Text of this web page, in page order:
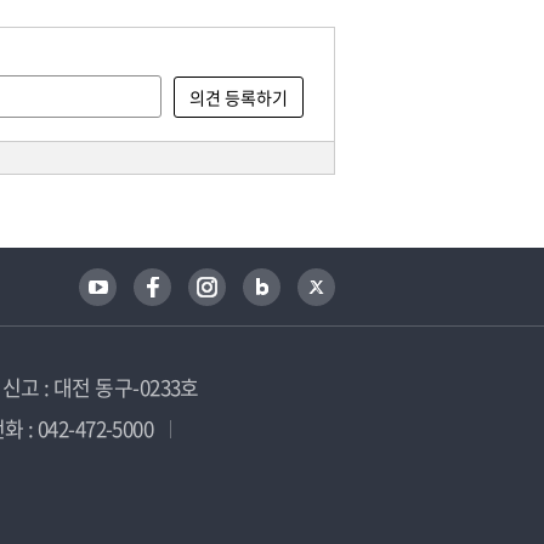
고 : 대전 동구-0233호
: 042-472-5000